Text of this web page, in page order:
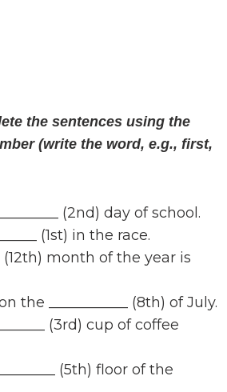
the sentences using the
(write the word, e.g., first,
(2nd) day of school.
(1st) in the race.
(12th) month of the year is
the ___________ (8th) of July.
(3rd) cup of coffee
(5th) floor of the